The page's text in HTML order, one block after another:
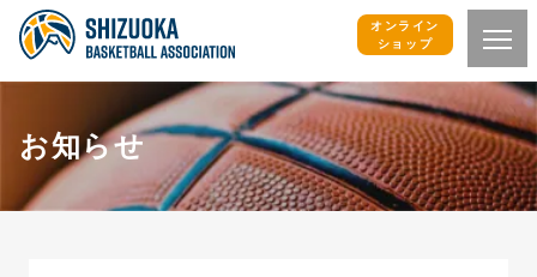
オンライン
ショップ
お知らせ